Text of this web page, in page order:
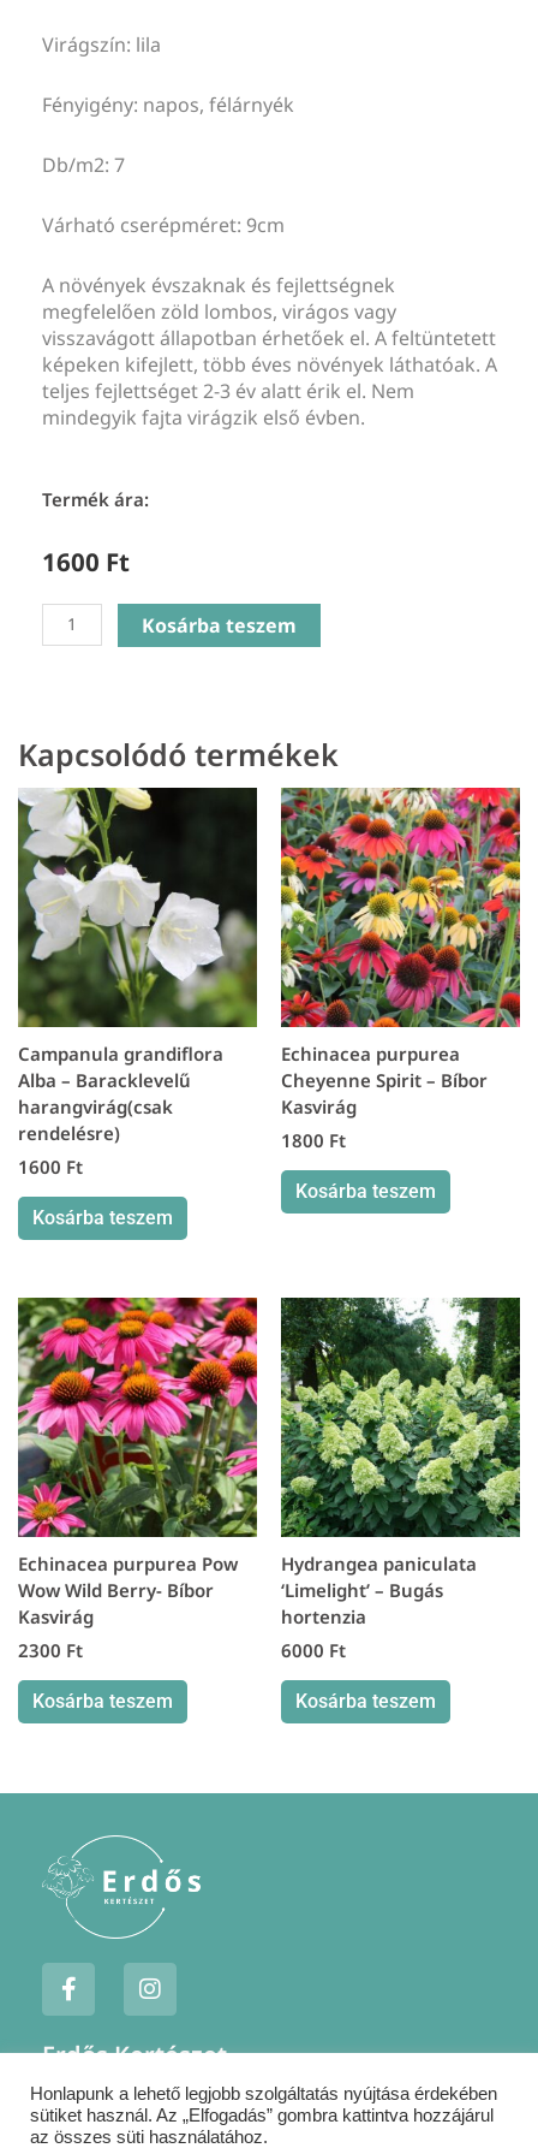
Virágszín: lila
Fényigény: napos, félárnyék
Db/m2: 7
Várható cserépméret: 9cm
A növények évszaknak és fejlettségnek
megfelelően zöld lombos, virágos vagy
visszavágott állapotban érhetőek el. A feltüntetett
képeken kifejlett, több éves növények láthatóak. A
teljes fejlettséget 2-3 év alatt érik el. Nem
mindegyik fajta virágzik első évben.
Termék ára:
1600 Ft
Campanula
glomerata
harangvirág
mennyiség
Kosárba teszem
Kapcsolódó termékek
Campanula grandiflora
Alba – Baracklevelű
harangvirág(csak
rendelésre)
1600 Ft
Kosárba teszem
Echinacea purpurea
Cheyenne Spirit – Bíbor
Kasvirág
1800 Ft
Kosárba teszem
Echinacea purpurea Pow
Wow Wild Berry- Bíbor
Kasvirág
2300 Ft
Kosárba teszem
Hydrangea paniculata
‘Limelight’ – Bugás
hortenzia
6000 Ft
Kosárba teszem
F
a
c
e
o
o
k
I
n
s
t
g
r
a
Erdős Kertészet
Jogi nyilatkozatok
Szállítás
Honlapunk a lehető legjobb szolgáltatás nyújtása érdekében
sütiket használ. Az „Elfogadás” gombra kattintva hozzájárul
az összes süti használatához.